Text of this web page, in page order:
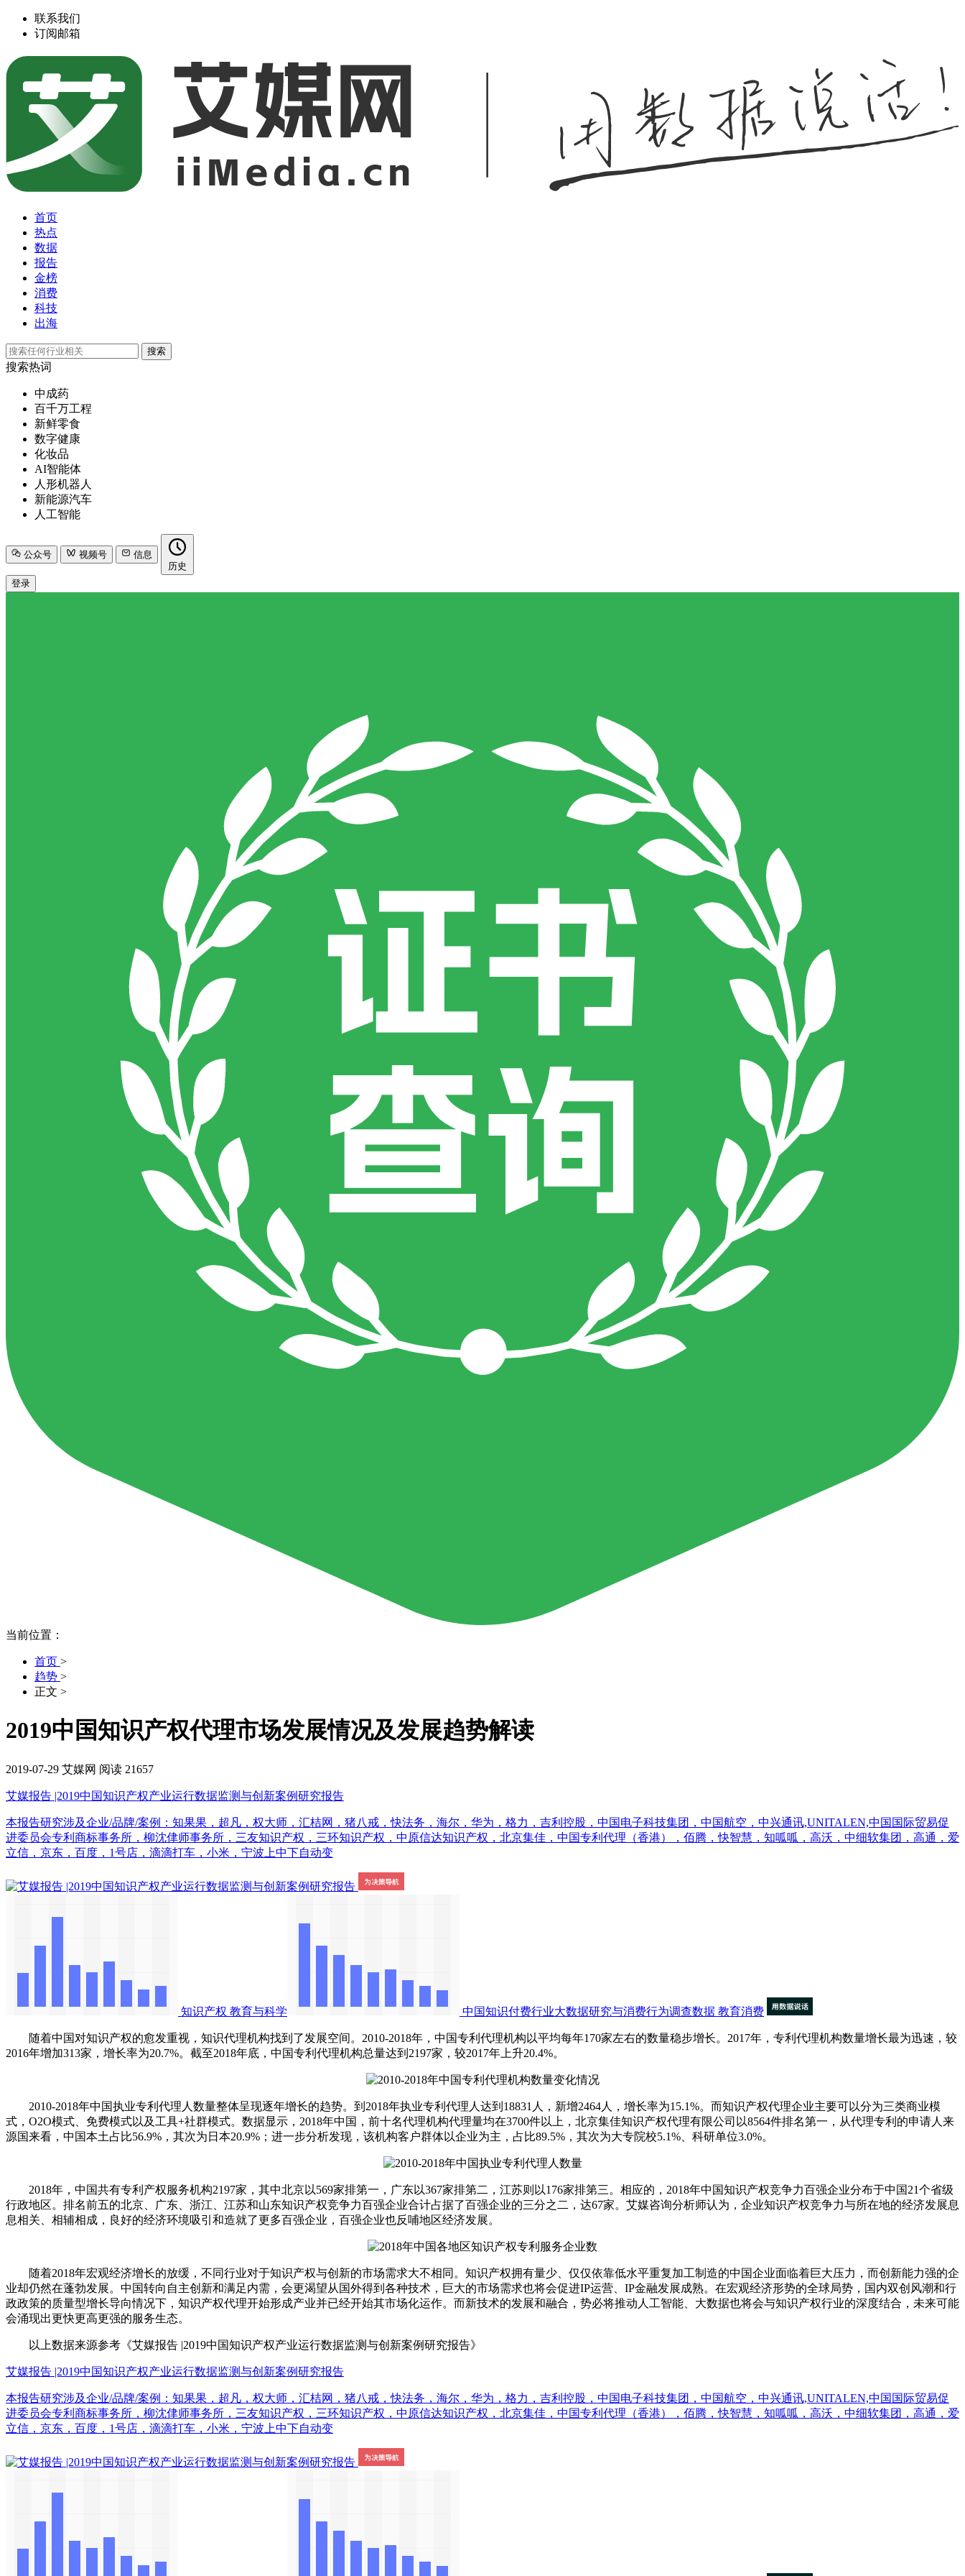
联系我们
订阅邮箱
首页
热点
数据
报告
金榜
消费
科技
出海
搜索
搜索热词
中成药
百千万工程
新鲜零食
数字健康
化妆品
AI智能体
人形机器人
新能源汽车
人工智能
公众号 视频号
信息
历史
登录
当前位置：
首页 >
趋势 >
正文 >
2019中国知识产权代理市场发展情况及发展趋势解读
2019-07-29 艾媒网 阅读 21657
艾媒报告 |2019中国知识产权产业运行数据监测与创新案例研究报告
本报告研究涉及企业/品牌/案例：知果果，超凡，权大师，汇桔网，猪八戒，快法务，海尔，华为，格力，吉利控股，中国电子科技集团，中国航空，中兴通讯,UNITALEN,中国国际贸易促
进委员会专利商标事务所，柳沈侓师事务所，三友知识产权，三环知识产权，中原信达知识产权，北京集佳，中国专利代理（香港），佰腾，快智慧，知呱呱，高沃，中细软集团，高通，爱
立信，京东，百度，1号店，滴滴打车，小米，宁波上中下自动变
知识产权 教育与科学 中国知识付费行业大数据研究与消费行为调查数据 教育消费
随着中国对知识产权的愈发重视，知识代理机构找到了发展空间。2010-2018年，中国专利代理机构以平均每年170家左右的数量稳步增长。2017年，专利代理机构数量增长最为迅速，较
2016年增加313家，增长率为20.7%。截至2018年底，中国专利代理机构总量达到2197家，较2017年上升20.4%。
2010-2018年中国执业专利代理人数量整体呈现逐年增长的趋势。到2018年执业专利代理人达到18831人，新增2464人，增长率为15.1%。而知识产权代理企业主要可以分为三类商业模
式，O2O模式、免费模式以及工具+社群模式。数据显示，2018年中国，前十名代理机构代理量均在3700件以上，北京集佳知识产权代理有限公司以8564件排名第一，从代理专利的申请人来
源国来看，中国本土占比56.9%，其次为日本20.9%；进一步分析发现，该机构客户群体以企业为主，占比89.5%，其次为大专院校5.1%、科研单位3.0%。
2018年，中国共有专利产权服务机构2197家，其中北京以569家排第一，广东以367家排第二，江苏则以176家排第三。相应的，2018年中国知识产权竞争力百强企业分布于中国21个省级
行政地区。排名前五的北京、广东、浙江、江苏和山东知识产权竞争力百强企业合计占据了百强企业的三分之二，达67家。艾媒咨询分析师认为，企业知识产权竞争力与所在地的经济发展息
息相关、相辅相成，良好的经济环境吸引和造就了更多百强企业，百强企业也反哺地区经济发展。
随着2018年宏观经济增长的放缓，不同行业对于知识产权与创新的市场需求大不相同。知识产权拥有量少、仅仅依靠低水平重复加工制造的中国企业面临着巨大压力，而创新能力强的企
业却仍然在蓬勃发展。中国转向自主创新和满足内需，会更渴望从国外得到各种技术，巨大的市场需求也将会促进IP运营、IP金融发展成熟。在宏观经济形势的全球局势，国内双创风潮和行
政政策的质量型增长导向情况下，知识产权代理开始形成产业并已经开始其市场化运作。而新技术的发展和融合，势必将推动人工智能、大数据也将会与知识产权行业的深度结合，未来可能
会涌现出更快更高更强的服务生态。
以上数据来源参考《艾媒报告 |2019中国知识产权产业运行数据监测与创新案例研究报告》
艾媒报告 |2019中国知识产权产业运行数据监测与创新案例研究报告
本报告研究涉及企业/品牌/案例：知果果，超凡，权大师，汇桔网，猪八戒，快法务，海尔，华为，格力，吉利控股，中国电子科技集团，中国航空，中兴通讯,UNITALEN,中国国际贸易促
进委员会专利商标事务所，柳沈侓师事务所，三友知识产权，三环知识产权，中原信达知识产权，北京集佳，中国专利代理（香港），佰腾，快智慧，知呱呱，高沃，中细软集团，高通，爱
立信，京东，百度，1号店，滴滴打车，小米，宁波上中下自动变